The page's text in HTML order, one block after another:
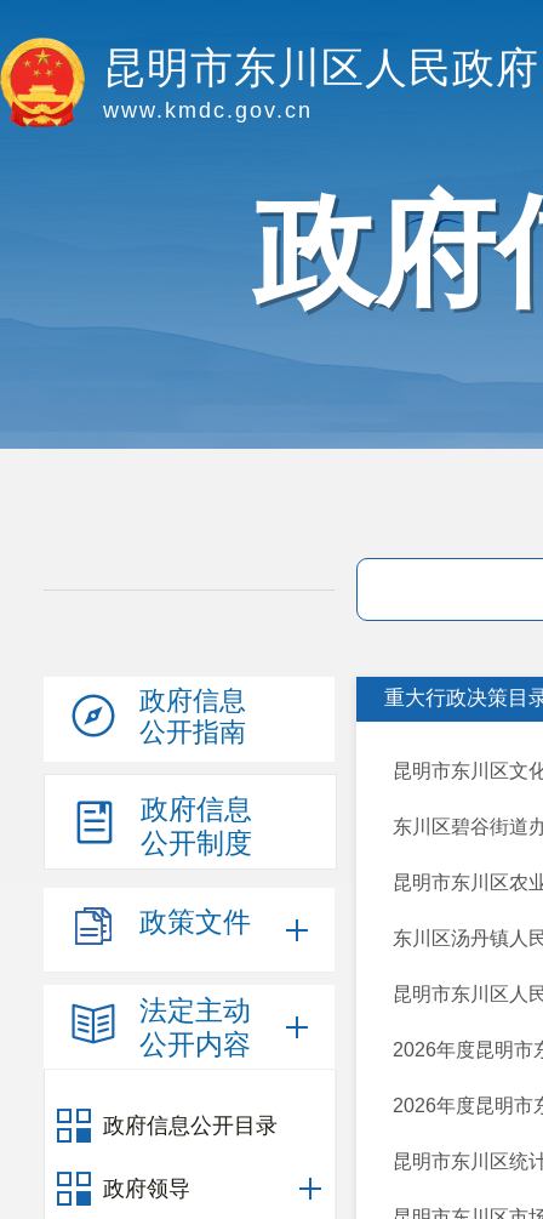
昆明市东川区人民政府
www.kmdc.gov.cn
政府
政府信息
公开指南
政府信息
公开制度
政策文件
法定主动
公开内容
政府信息公开目录
政府领导
重大行政决策目
昆明市东川区文
东川区碧谷街道
昆明市东川区农
东川区汤丹镇人
昆明市东川区人
2026年度昆明市
2026年度昆明市
昆明市东川区统